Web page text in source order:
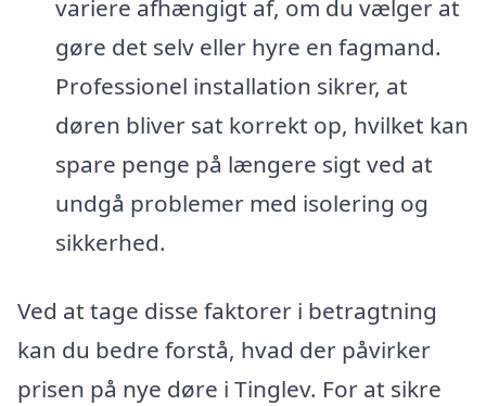
variere afhængigt af, om du vælger at
gøre det selv eller hyre en fagmand.
Professionel installation sikrer, at
døren bliver sat korrekt op, hvilket kan
spare penge på længere sigt ved at
undgå problemer med isolering og
sikkerhed.
Ved at tage disse faktorer i betragtning
kan du bedre forstå, hvad der påvirker
prisen på nye døre i Tinglev. For at sikre